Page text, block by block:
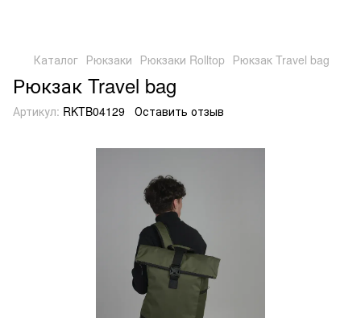
Каталог Рюкзаки Рюкзаки Rolltop Рюкзак Travel bag
Рюкзак Travel bag
Артикул: RKTB04129 Оставить отзыв